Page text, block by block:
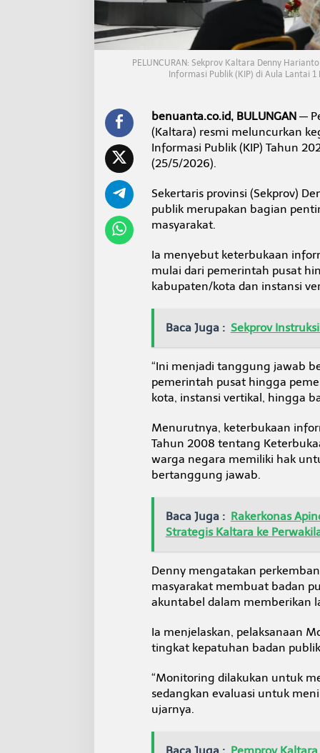
u
a
I
n
r
m
a
u
b
k
2
0
2
PELUNCURAN: Sekprov Kaltara Denny
Informasi Publik (KIP) di Aula Lantai
benuanta.co.id, BULUNGAN—
(Kaltara) resmi meluncurkan
Informasi Publik (KIP) Tahun
(25/5/2026).
Sekertaris provinsi (Sekprov)
publik merupakan bagian
masyarakat.
Ia menyebut keterbukaan
mulai dari pemerintah pusat
kabupaten/kota dan instansi
Baca Juga : Sekprov
“Ini menjadi tanggung jawab
pemerintah pusat hingga
kota, instansi vertikal, hingga
Menurutnya, keterbukaan
Tahun 2008 tentang
warga negara memiliki hak
bertanggung jawab.
Baca Juga : Rakerkonas
Strategis Kaltara ke
Denny mengatakan
masyarakat membuat badan
akuntabel dalam memberikan
Ia menjelaskan, pelaksanaan
tingkat kepatuhan badan
“Monitoring dilakukan untuk
sedangkan evaluasi untuk
ujarnya.